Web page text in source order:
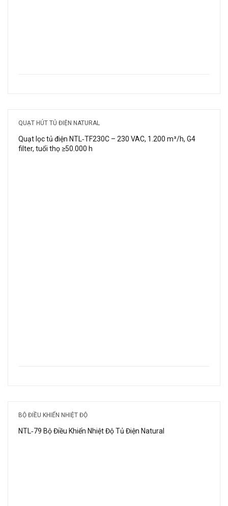
QUẠT HÚT TỦ ĐIỆN NATURAL
Quạt lọc tủ điện NTL‑TF230C – 230 VAC, 1.200 m³/h, G4
filter, tuổi thọ ≥50.000 h
BỘ ĐIỀU KHIỂN NHIỆT ĐỘ
NTL‑79 Bộ Điều Khiển Nhiệt Độ Tủ Điện Natural